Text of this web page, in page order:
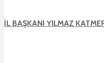
İL BAŞKANI YILMAZ